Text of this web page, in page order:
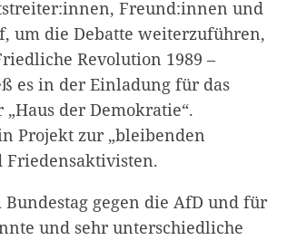
Freund:innen und
um die Debatte weiterzuführen,
Revolution 1989 –
es in der Einladung für das
der Demokratie“.
Projekt zur „bleibenden
gegen die AfD und für
und sehr unterschiedliche